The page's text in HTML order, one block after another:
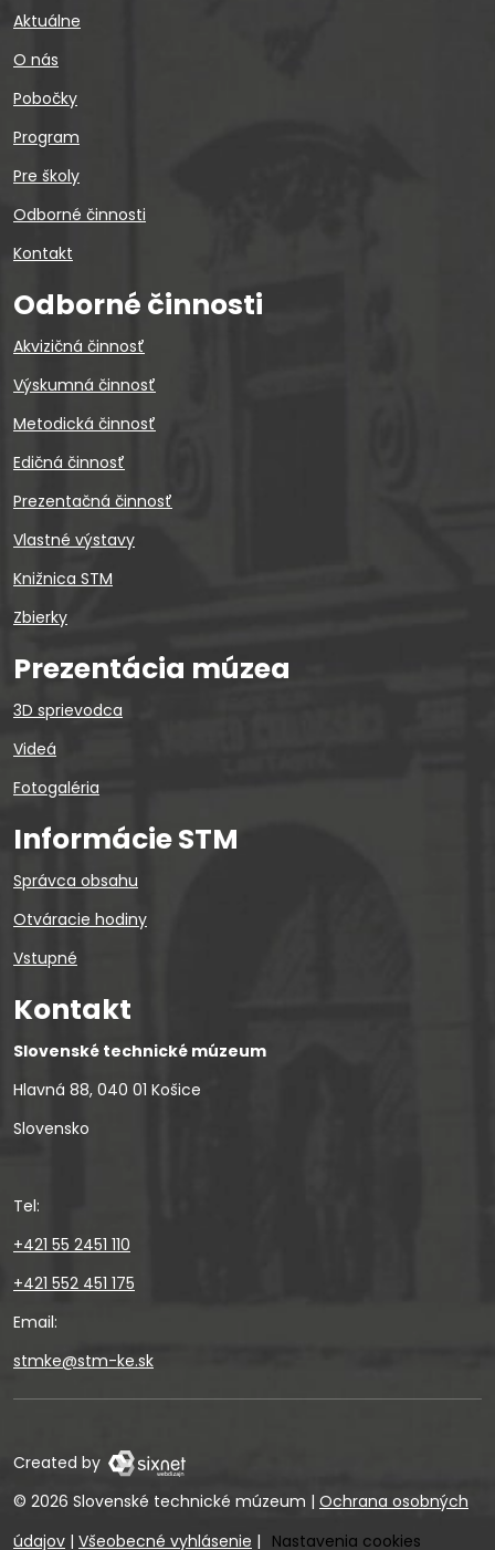
Aktuálne
O nás
Pobočky
Program
Pre školy
Odborné činnosti
Kontakt
Odborné činnosti
Akvizičná činnosť
Výskumná činnosť
Metodická činnosť
Edičná činnosť
Prezentačná činnosť
Vlastné výstavy
Knižnica STM
Zbierky
Prezentácia múzea
3D sprievodca
Videá
Fotogaléria
Informácie STM
Správca obsahu
Otváracie hodiny
Vstupné
Kontakt
Slovenské technické múzeum
Hlavná 88, 040 01 Košice
Slovensko
Tel:
+421 55 2451 110
+421 552 451 175
Email:
stmke@stm-ke.sk
Created by
© 2026 Slovenské technické múzeum | Ochrana osobných
údajov | Všeobecné vyhlásenie | Nastavenia cookies